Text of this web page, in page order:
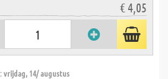
€ 4,05
vrijdag, 14/ augustus